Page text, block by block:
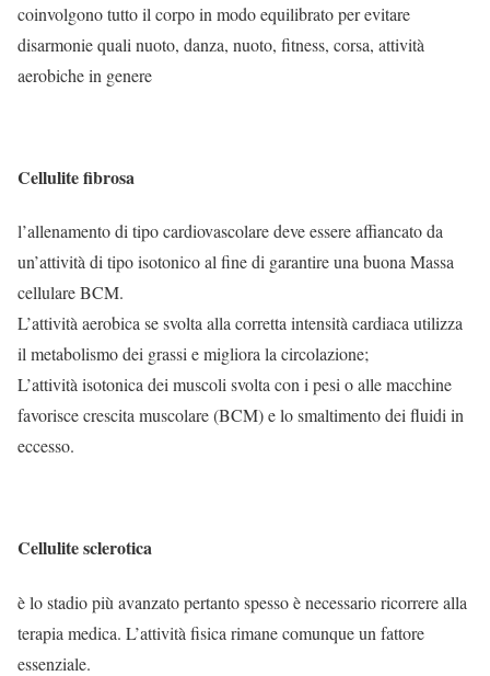
coinvolgono tutto il corpo in modo equilibrato per evitare
disarmonie quali nuoto, danza, nuoto, fitness, corsa, attività
aerobiche in genere
Cellulite fibrosa
l’allenamento di tipo cardiovascolare deve essere affiancato da
un’attività di tipo isotonico al fine di garantire una buona Massa
cellulare BCM.
L’attività aerobica se svolta alla corretta intensità cardiaca utilizza
il metabolismo dei grassi e migliora la circolazione;
L’attività isotonica dei muscoli svolta con i pesi o alle macchine
favorisce crescita muscolare (BCM) e lo smaltimento dei fluidi in
eccesso.
Cellulite sclerotica
è lo stadio più avanzato pertanto spesso è necessario ricorrere alla
terapia medica. L’attività fisica rimane comunque un fattore
essenziale.